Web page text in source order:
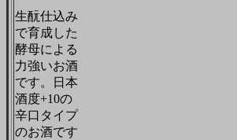
生酛仕込み
で育成した
酵母による
力強いお酒
です。日本
酒度+10の
辛口タイプ
のお酒です